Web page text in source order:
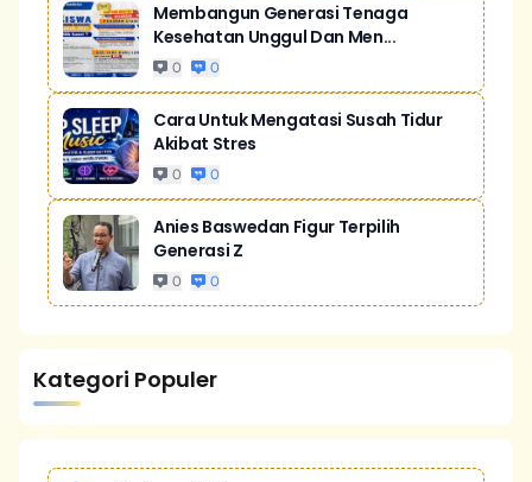
Membangun Generasi Tenaga
Kesehatan Unggul Dan Men...
0 0
Cara Untuk Mengatasi Susah Tidur
Akibat Stres
0 0
Anies Baswedan Figur Terpilih
Generasi Z
0 0
Kategori Populer